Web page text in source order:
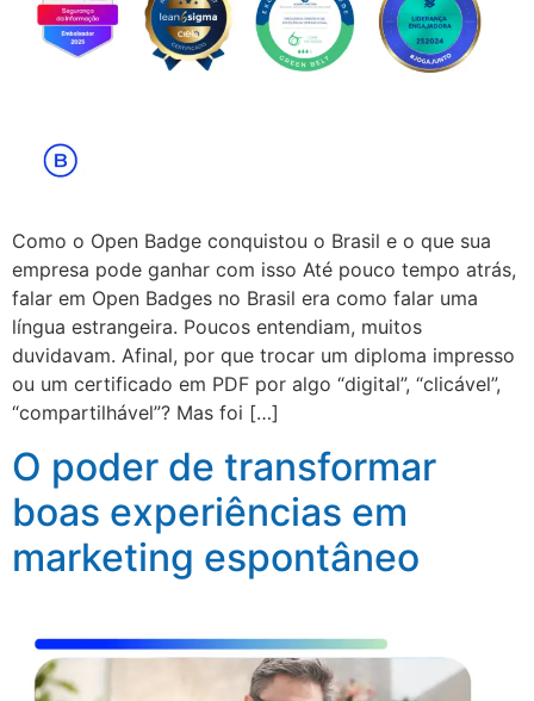
Como o Open Badge conquistou o Brasil e o que sua
empresa pode ganhar com isso Até pouco tempo atrás,
falar em Open Badges no Brasil era como falar uma
língua estrangeira. Poucos entendiam, muitos
duvidavam. Afinal, por que trocar um diploma impresso
ou um certificado em PDF por algo “digital”, “clicável”,
“compartilhável”? Mas foi […]
O poder de transformar
boas experiências em
marketing espontâneo